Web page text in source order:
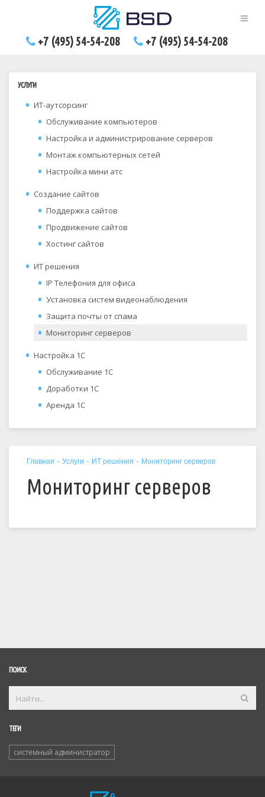
+7 (495) 54-54-208 +7 (495) 54-54-208
УСЛУГИ
ИТ-аутсорсинг
Обслуживание компьютеров
Настройка и администрирование серверов
Монтаж компьютерных сетей
Настройка мини атс
Создание сайтов
Поддержка сайтов
Продвижение сайтов
Хостинг сайтов
ИТ решения
IP Телефония для офиса
Установка систем видеонаблюдения
Защита почты от спама
Мониторинг серверов
Настройка 1С
Обслуживание 1С
Доработки 1С
Аренда 1С
Главная - Услуги - ИТ решения - Мониторинг серверов
Мониторинг серверов
ПОИСК
ТЕГИ
системный администратор